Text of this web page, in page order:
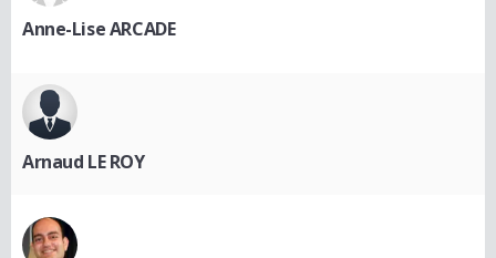
Anne-Lise ARCADE
Arnaud LE ROY